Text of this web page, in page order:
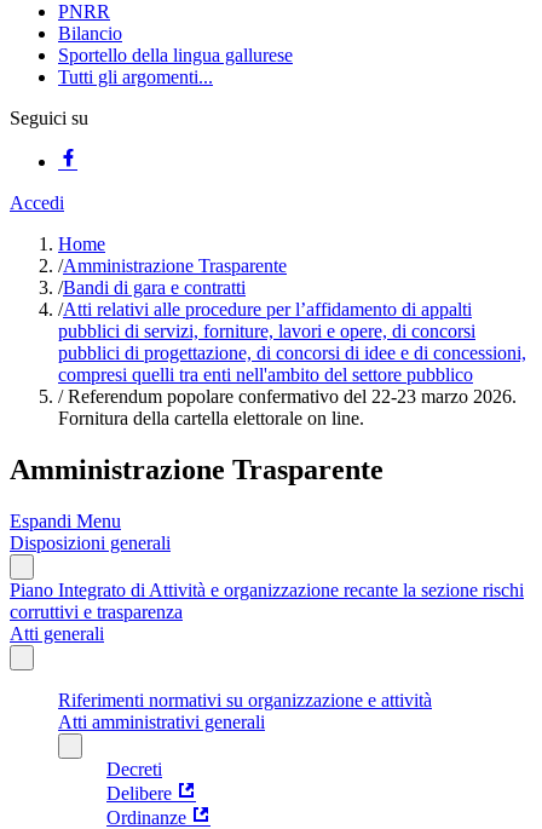
PNRR
Bilancio
Sportello della lingua gallurese
Tutti gli argomenti...
Seguici su
Accedi
Home
/Amministrazione Trasparente
/Bandi di gara e contratti
/Atti relativi alle procedure per l’affidamento di appalti
pubblici di servizi, forniture, lavori e opere, di concorsi
pubblici di progettazione, di concorsi di idee e di concessioni,
compresi quelli tra enti nell'ambito del settore pubblico
/Referendum popolare confermativo del 22-23 marzo 2026.
Fornitura della cartella elettorale on line.
Amministrazione Trasparente
Espandi Menu
Disposizioni generali
Piano Integrato di Attività e organizzazione recante la sezione rischi
corruttivi e trasparenza
Atti generali
Riferimenti normativi su organizzazione e attività
Atti amministrativi generali
Decreti
Delibere
Ordinanze